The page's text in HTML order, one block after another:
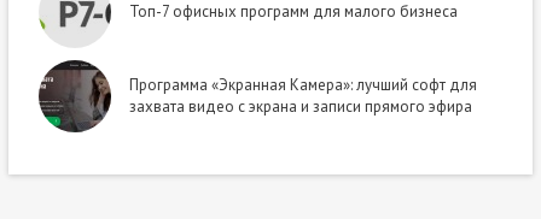
Топ-7 офисных программ для малого бизнеса
Программа «Экранная Камера»: лучший софт для
захвата видео с экрана и записи прямого эфира